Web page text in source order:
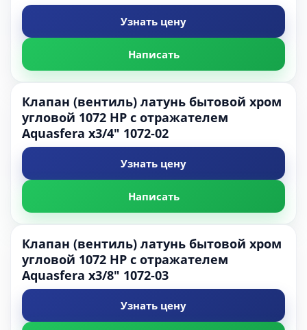
Узнать цену
Написать
Клапан (вентиль) латунь бытовой хром
угловой 1072 НР с отражателем
Aquasfera х3/4" 1072-02
Узнать цену
Написать
Клапан (вентиль) латунь бытовой хром
угловой 1072 НР с отражателем
Aquasfera х3/8" 1072-03
Узнать цену